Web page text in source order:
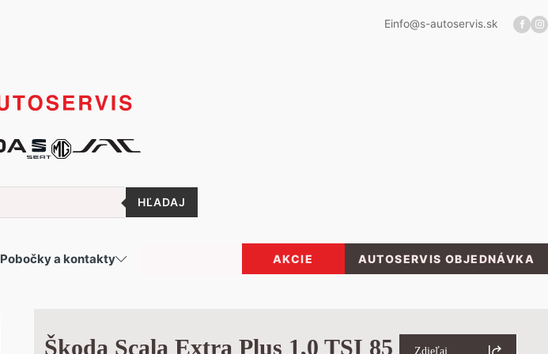
Einfo@s-autoservis.sk
Pobočky a kontakty AKCIE AUTOSERVIS OBJEDNÁVKA
Škoda Scala Extra Plus 1,0 TSI 85
Zdieľaj